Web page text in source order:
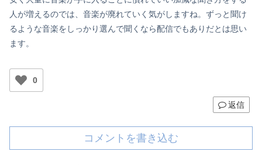
人が増えるのでは、音楽が廃れていく気がしますね。ずっと聞け
るような音楽をしっかり選んで聞くなら配信でもありだとは思い
ます。
0
返信
コメントを書き込む